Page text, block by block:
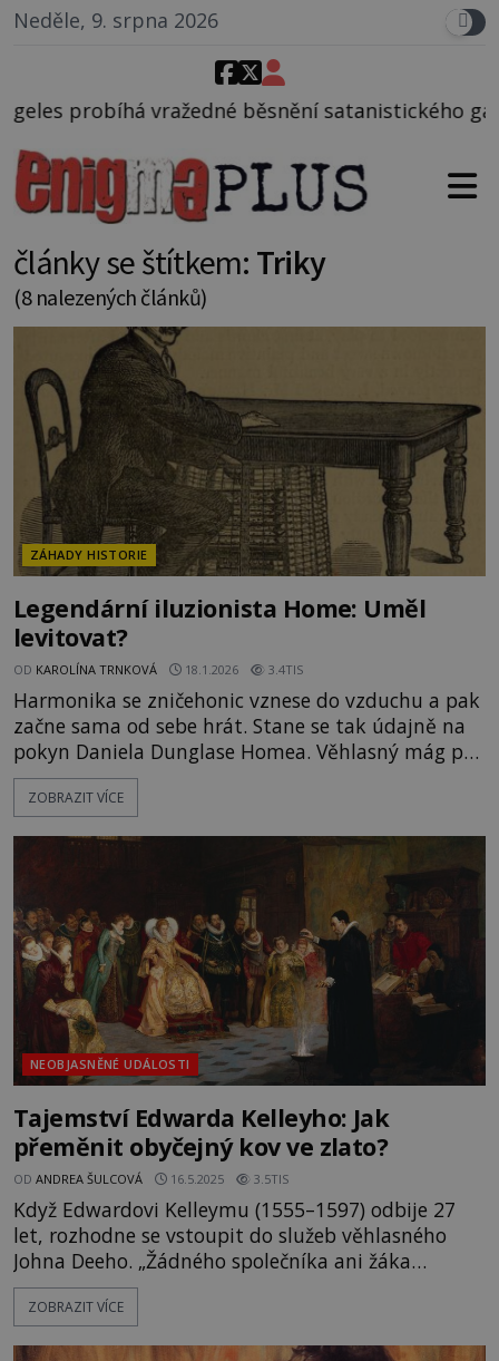
Neděle, 9. srpna 2026
satanistického gangu vedeného
články se štítkem: Triky
(8 nalezených článků)
ZÁHADY HISTORIE
Legendární iluzionista Home: Uměl
levitovat?
OD KAROLÍNA TRNKOVÁ 18.1.2026 3.4TIS
Harmonika se zničehonic vznese do vzduchu a pak
začne sama od sebe hrát. Stane se tak údajně na
pokyn Daniela Dunglase Homea. Věhlasný mág prý
ale dokázal mnohem větší divy. Uměl kontaktovat
duchy ze záhrobí, levitovat, zastavit čas i přežít v
anglický chemik a fyzik William Crookes (1832–
ZOBRAZIT VÍCE
NEOBJASNĚNÉ UDÁLOSTI
Tajemství Edwarda Kelleyho: Jak
přeměnit obyčejný kov ve zlato?
OD ANDREA ŠULCOVÁ 16.5.2025 3.5TIS
Když Edwardovi Kelleymu (1555–1597) odbije 27
let, rozhodne se vstoupit do služeb věhlasného
Johna Deeho. „Žádného společníka ani žáka
nepotřebuji,“ odmítne ho ale Dee. „Ale pane, mohl
bych vám být velmi nápomocen. Slyšel jsem, že se
ZOBRAZIT VÍCE